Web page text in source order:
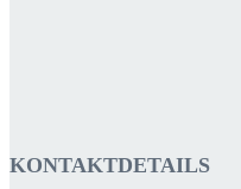
KONTAKTDETAILS